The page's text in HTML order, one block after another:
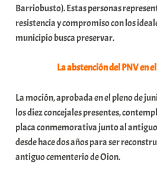
Barriobusto). Estas personas
resistencia y compromiso con los
municipio busca preservar.
La abstención del PNV en
La moción, aprobada en el pleno de
los diez concejales presentes,
placa conmemorativa junto al
desde hace dos años para ser
antiguo cementerio de Oion.